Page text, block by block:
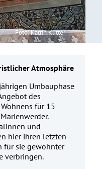
Foto: Katrin Kutter
Atmosphäre
Umbauphase
des
für 15
und
hier ihren letzten
für sie gewohnter
verbringen.